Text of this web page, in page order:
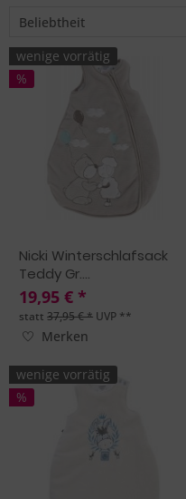
wenige vorrätig
%
Nicki Winterschlafsack
Teddy Gr....
19,95 € *
statt37,95 € * UVP **
Merken
wenige vorrätig
%